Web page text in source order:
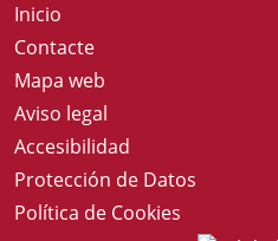
Inicio
Contacte
Mapa web
Aviso legal
Accesibilidad
Protección de Datos
Política de Cookies